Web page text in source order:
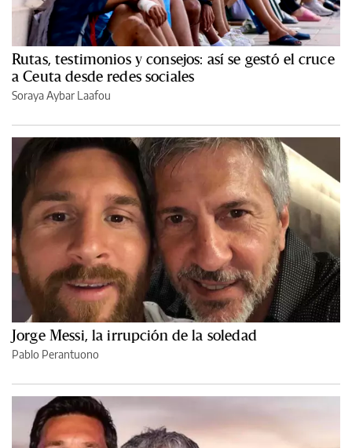
Rutas, testimonios y consejos: así se gestó el cruce
a Ceuta desde redes sociales
Soraya Aybar Laafou
Jorge Messi, la irrupción de la soledad
Pablo Perantuono